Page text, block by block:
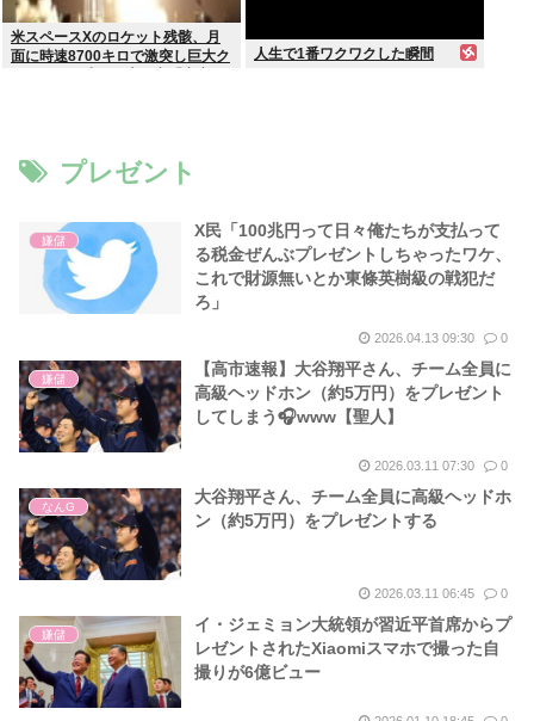
米スペースXのロケット残骸、月
面に時速8700キロで激突し巨大ク
人生で1番ワクワクした瞬間
プレゼント
嫌儲
X民「100兆円って日々俺たちが支払って
る税金ぜんぶプレゼントしちゃったワケ、
これで財源無いとか東條英樹級の戦犯だ
ろ」
2026.04.13 09:30 0
嫌儲
【高市速報】大谷翔平さん、チーム全員に
高級ヘッドホン（約5万円）をプレゼント
してしまう🎧www【聖人】
2026.03.11 07:30 0
なんG
大谷翔平さん、チーム全員に高級ヘッドホ
ン（約5万円）をプレゼントする
2026.03.11 06:45 0
嫌儲
イ・ジェミョン大統領が習近平首席からプ
レゼントされたXiaomiスマホで撮った自
撮りが6億ビュー